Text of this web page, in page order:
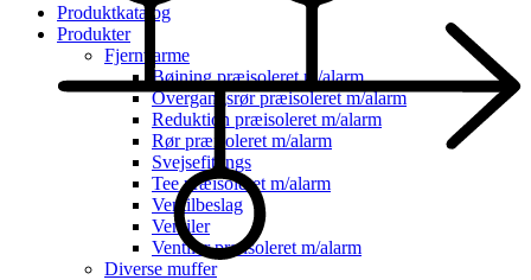
Produktkatalog
Produkter
Fjernvarme
Bøjning præisoleret m/alarm
Overgangsrør præisoleret m/alarm
Reduktion præisoleret m/alarm
Rør præisoleret m/alarm
Svejsefittings
Tee præisoleret m/alarm
Ventilbeslag
Ventiler
Ventiler præisoleret m/alarm
Diverse muffer